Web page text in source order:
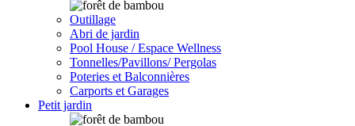
Outillage
Abri de jardin
Pool House / Espace Wellness
Tonnelles/Pavillons/ Pergolas
Poteries et Balconnières
Carports et Garages
Petit jardin